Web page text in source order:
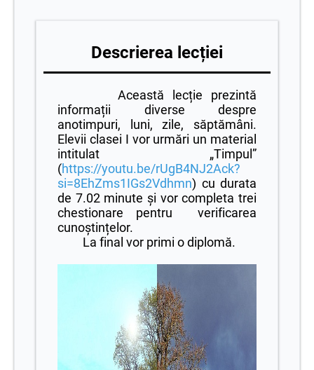
Descrierea lecției
Această lecție prezintă
informații diverse despre
anotimpuri, luni, zile, săptămâni.
Elevii clasei I vor urmări un material
intitulat „Timpul”
(https://youtu.be/rUgB4NJ2Ack?
si=8EhZms1IGs2Vdhmn) cu durata
de 7.02 minute și vor completa trei
chestionare pentru verificarea
cunoștințelor.
La final vor primi o diplomă.